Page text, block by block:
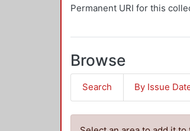
Permanent URI for this
Browse
Search By Issue